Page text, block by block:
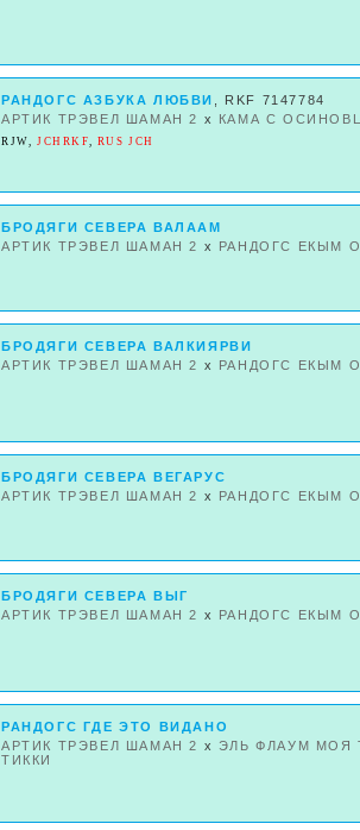
РАНДОГС АЗБУКА ЛЮБВИ
, RKF 7147784
АРТИК ТРЭВЕЛ ШАМАН 2 x КАМА С
RJW,JCHRKF, RUS JCH
БРОДЯГИ СЕВЕРА ВАЛААМ
АРТИК ТРЭВЕЛ ШАМАН 2 x РАНДОГС ЕКЫМ
БРОДЯГИ СЕВЕРА ВАЛКИЯРВИ
АРТИК ТРЭВЕЛ ШАМАН 2 x РАНДОГС ЕКЫМ
БРОДЯГИ СЕВЕРА ВЕГАРУС
АРТИК ТРЭВЕЛ ШАМАН 2 x РАНДОГС ЕКЫМ
БРОДЯГИ СЕВЕРА ВЫГ
АРТИК ТРЭВЕЛ ШАМАН 2 x РАНДОГС ЕКЫМ
РАНДОГС ГДЕ ЭТО ВИДАНО
АРТИК ТРЭВЕЛ ШАМАН 2 x ЭЛЬ ФЛАУМ МОЯ
ТИККИ